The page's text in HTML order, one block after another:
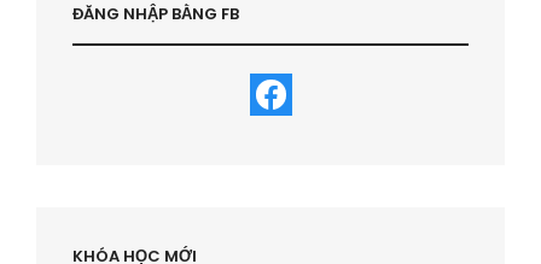
ĐĂNG NHẬP BẰNG FB
KHÓA HỌC MỚI